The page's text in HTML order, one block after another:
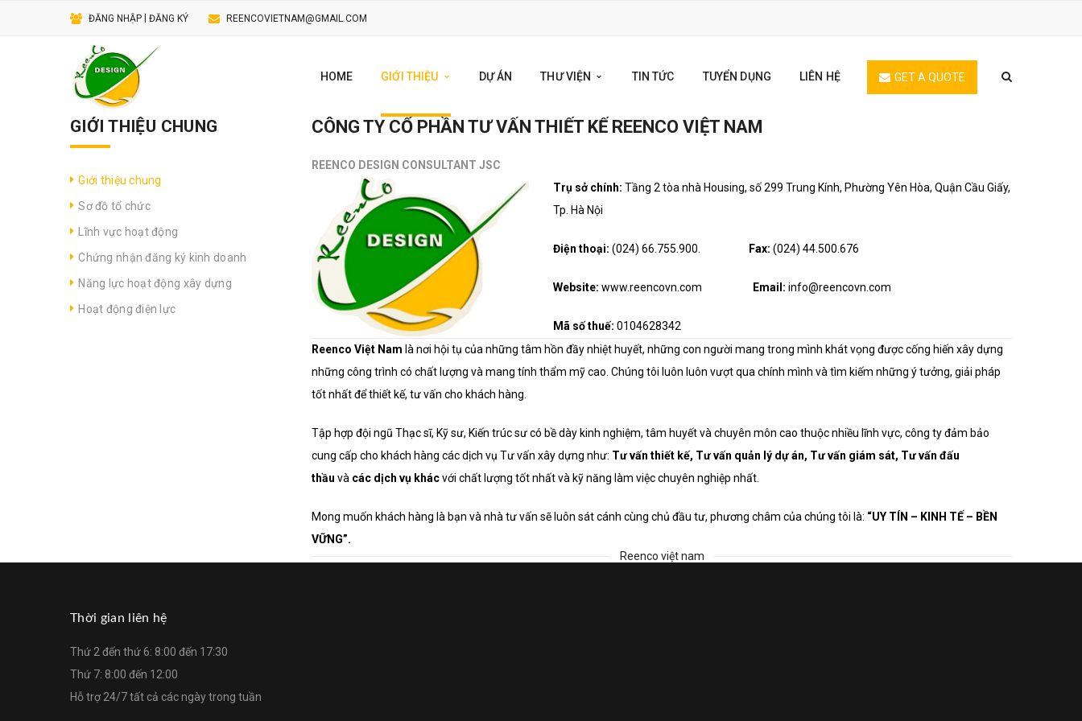
ĐĂNG NHẬP ĐĂNG KÝ REENCOVIETNAM@GMAIL.COM
HOME GIỚI THIỆU DỰ ÁN THƯ VIỆN TIN TỨC TUYỂN DỤNG LIÊN HỆ GET A QUOTE
Email address:
GIỚI THIỆU CHUNG
Giới thiệu chung
Sơ đồ tổ chức
Lĩnh vực hoạt động
Chứng nhận đăng ký kinh doanh
Năng lực hoạt động xây dựng
Hoạt động điện lực
CÔNG TY CỔ PHẦN TƯ VẤN THIẾT KẾ REENCO VIỆT NAM
REENCO DESIGN CONSULTANT JSC
Trụ sở chính: Tầng 2 tòa nhà Housing, số 299 Trung Kính, Phường Yên Hòa, Quận Cầu Giấy,
Tp. Hà Nội
Điện thoại: (024) 66.755.900. Fax: (024) 44.500.676
Website: www.reencovn.com Email: info@reencovn.com
Mã số thuế: 0104628342
Reenco Việt Nam là nơi hội tụ của những tâm hồn đầy nhiệt huyết, những con người mang trong mình khát vọng được cống hiến xây dựng
những công trình có chất lượng và mang tính thẩm mỹ cao. Chúng tôi luôn luôn vượt qua chính mình và tìm kiếm những ý tưởng, giải pháp
tốt nhất để thiết kế, tư vấn cho khách hàng.
Tập hợp đội ngũ Thạc sĩ, Kỹ sư, Kiến trúc sư có bề dày kinh nghiệm, tâm huyết và chuyên môn cao thuộc nhiều lĩnh vực, công ty đảm bảo
cung cấp cho khách hàng các dịch vụ Tư vấn xây dựng như: Tư vấn thiết kế, Tư vấn quản lý dự án, Tư vấn giám sát, Tư vấn đấu
thầu và các dịch vụ khácvới chất lượng tốt nhất và kỹ năng làm việc chuyên nghiệp nhất.
Mong muốn khách hàng là bạn và nhà tư vấn sẽ luôn sát cánh cùng chủ đầu tư, phương châm của chúng tôi là: “UY TÍN – KINH TẾ – BỀN
VỮNG”.
Reenco việt nam
Thời gian liên hệ
Thứ 2 đến thứ 6: 8:00 đến 17:30
Thứ 7: 8:00 đến 12:00
Hỗ trợ 24/7 tất cả các ngày trong tuần